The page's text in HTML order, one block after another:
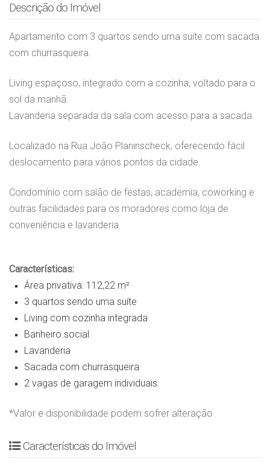
Descrição do Imóvel
Apartamento com 3 quartos sendo uma suíte com sacada
com churrasqueira.
Living espaçoso, integrado com a cozinha, voltado para o
sol da manhã.
Lavanderia separada da sala com acesso para a sacada.
Localizado na Rua João Planinscheck, oferecendo fácil
deslocamento para vários pontos da cidade.
Condomínio com salão de festas, academia, coworking e
outras facilidades para os moradores como loja de
conveniência e lavanderia.
Características:
Área privativa: 112,22 m²
3 quartos sendo uma suíte
Living com cozinha integrada
Banheiro social
Lavanderia
Sacada com churrasqueira
2 vagas de garagem individuais
*Valor e disponibilidade podem sofrer alteração
Características do Imóvel